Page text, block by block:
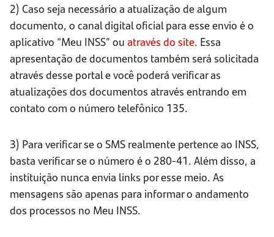
2) Caso seja necessário a atualização de algum
documento, o canal digital oficial para esse envio é o
aplicativo “Meu INSS” ou através do site. Essa
apresentação de documentos também será solicitada
através desse portal e você poderá verificar as
atualizações dos documentos através entrando em
contato com o número telefônico 135.
3) Para verificar se o SMS realmente pertence ao INSS,
basta verificar se o número é o 280-41. Além disso, a
instituição nunca envia links por esse meio. As
mensagens são apenas para informar o andamento
dos processos no Meu INSS.